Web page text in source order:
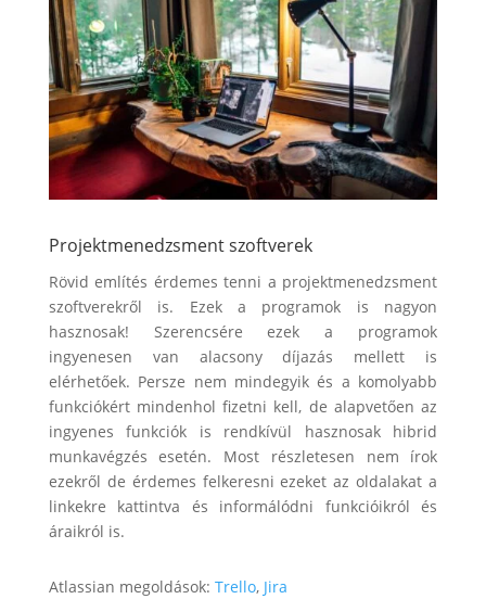
Projektmenedzsment szoftverek
Rövid említés érdemes tenni a projektmenedzsment
szoftverekről is. Ezek a programok is nagyon
hasznosak! Szerencsére ezek a programok
ingyenesen van alacsony díjazás mellett is
elérhetőek. Persze nem mindegyik és a komolyabb
funkciókért mindenhol fizetni kell, de alapvetően az
ingyenes funkciók is rendkívül hasznosak hibrid
munkavégzés esetén. Most részletesen nem írok
ezekről de érdemes felkeresni ezeket az oldalakat a
linkekre kattintva és informálódni funkcióikról és
áraikról is.
Atlassian megoldások: Trello,Jira